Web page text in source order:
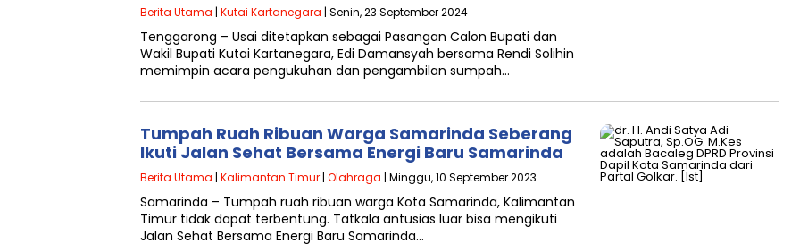
Berita Utama | Kutai Kartanegara | Senin, 23 September 2024
Tenggarong – Usai ditetapkan sebagai Pasangan Calon Bupati dan
Wakil Bupati Kutai Kartanegara, Edi Damansyah bersama Rendi Solihin
memimpin acara pengukuhan dan pengambilan sumpah…
Tumpah Ruah Ribuan Warga Samarinda Seberang
Ikuti Jalan Sehat Bersama Energi Baru Samarinda
Berita Utama | Kalimantan Timur | Olahraga | Minggu, 10 September 2023
Samarinda – Tumpah ruah ribuan warga Kota Samarinda, Kalimantan
Timur tidak dapat terbentung. Tatkala antusias luar bisa mengikuti
Jalan Sehat Bersama Energi Baru Samarinda…